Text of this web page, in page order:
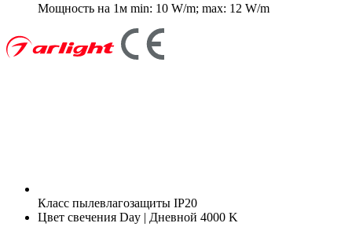
Мощность на 1м min: 10 W/m; max: 12 W/m
Класс пылевлагозащиты IP20
Цвет свечения Day | Дневной 4000 K